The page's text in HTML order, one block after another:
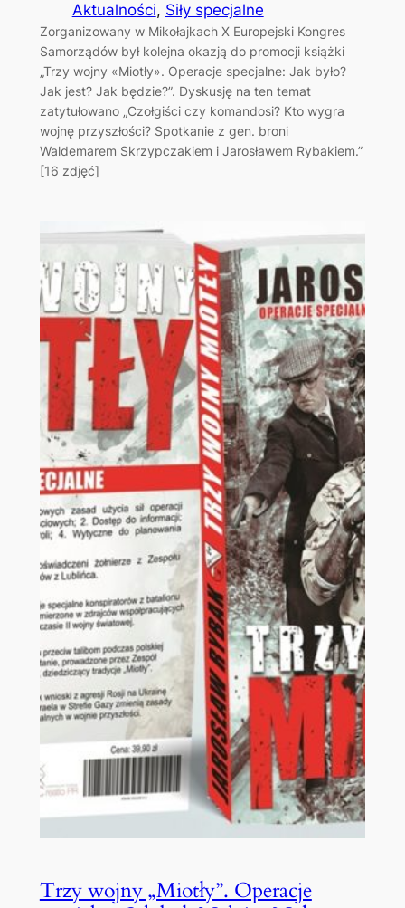
Aktualności, Siły specjalne
Zorganizowany w Mikołajkach X Europejski Kongres
Samorządów był kolejna okazją do promocji książki
„Trzy wojny «Miotły». Operacje specjalne: Jak było?
Jak jest? Jak będzie?”. Dyskusję na ten temat
zatytułowano „Czołgiści czy komandosi? Kto wygra
wojnę przyszłości? Spotkanie z gen. broni
Waldemarem Skrzypczakiem i Jarosławem Rybakiem.”
[16 zdjęć]
Trzy wojny „Miotły”. Operacje